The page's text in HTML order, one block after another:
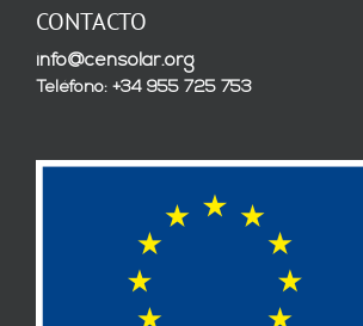
CONTACTO
info@censolar.org
Teléfono: +34 955 725 753